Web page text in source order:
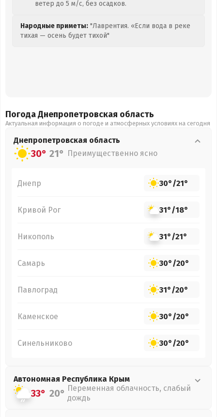
ветер до 5 м/с, без осадков.
Народные приметы: "Лаврентия. «Если вода в реке
тихая — осень будет тихой"
Погода Днепропетровская область
Актуальная информация о погоде и атмосферных условиях на сегодня
Днепропетровская область
30° 21° Преимущественно ясно
Днепр 30°/21°
Кривой Рог 31°/18°
Никополь 31°/21°
Самарь 30°/20°
Павлоград 31°/20°
Каменское 30°/20°
Синельниково 30°/20°
Автономная Республика Крым
33° 20° Переменная облачность, слабый
дождь